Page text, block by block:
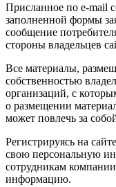
Присланное по e-mail
заполненной формы
сообщение
стороны владельцев
Все материалы,
собственностью
организаций, с
о размещении
может повлечь за
Регистрируясь на
свою персональную
сотрудникам
информацию.